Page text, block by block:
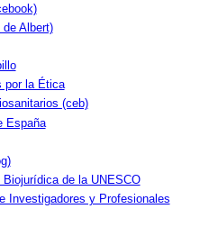
Albert)
por la Ética
(ceb)
España
de la UNESCO
Investigadores y Profesionales